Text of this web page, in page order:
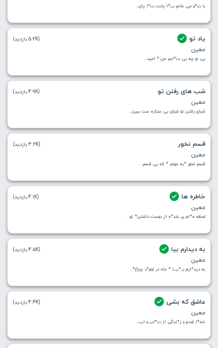
با ت*و می مانم ب*ا یادت ت*ا پای...
یاد تو
معین
بی تو چه بی ت*ابم من * امید...
(5.2K بازدید)
شب های رفتن تو
معین
شبای رفتن تو شبای بی ستاره ست ببین...
(4.9K بازدید)
قسم نخور
معین
قسم نخور *به جونم * كه بی قسم...
(3.2K بازدید)
خاطره ها
معین
لحظه ه*ام پر شد*ه از دوست داشتن* تو...
(4.1K بازدید)
به دیدارم بیا
معین
به دید*ارم بــ*یـــا * ماه در اوم*د چراغ*...
(4.5K بازدید)
عاشق که بشی
معین
تنه*ا شدم و ز*ندگی از ت*اب و تب...
(4.4K بازدید)